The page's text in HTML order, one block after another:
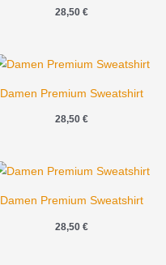
28,50 €
Damen Premium Sweatshirt
28,50 €
Damen Premium Sweatshirt
28,50 €